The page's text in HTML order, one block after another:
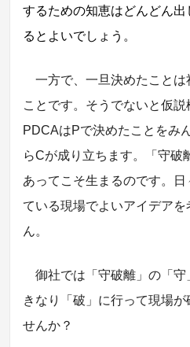
するための知恵はどんどん出
るとよいでしょう。
一方で、一旦決めたこと
ことです。そうでないと仮説
PDCAはPで決めたことをみ
らCが成り立ちます。「守破
あってこそ生まるのです。
ている現場でよいアイデア
ん。
御社では「守破離」の「
きなり「破」に行って現場
せんか？